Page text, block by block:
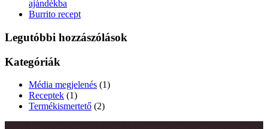
ajándékba
Burrito recept
Legutóbbi hozzászólások
Kategóriák
Média megjelenés (1)
Receptek (1)
Termékismertető (2)